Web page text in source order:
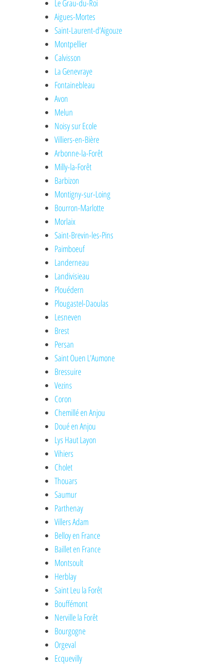
Le Grau-du-Roi
Aigues-Mortes
Saint-Laurent-d'Aigouze
Montpellier
Calvisson
La Genevraye
Fontainebleau
Avon
Melun
Noisy sur Ecole
Villiers-en-Bière
Arbonne-la-Forêt
Milly-la-Forêt
Barbizon
Montigny-sur-Loing
Bourron-Marlotte
Morlaix
Saint-Brevin-les-Pins
Paimboeuf
Landerneau
Landivisieau
Plouédern
Plougastel-Daoulas
Lesneven
Brest
Persan
Saint Ouen L'Aumone
Bressuire
Vezins
Coron
Chemillé en Anjou
Doué en Anjou
Lys Haut Layon
Vihiers
Cholet
Thouars
Saumur
Parthenay
Villers Adam
Belloy en France
Baillet en France
Montsoult
Herblay
Saint Leu la Forêt
Bouffémont
Nerville la Forêt
Bourgogne
Orgeval
Ecquevilly